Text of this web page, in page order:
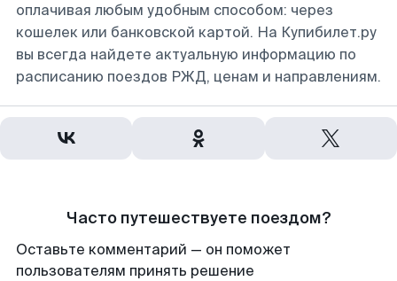
оплачивая любым удобным способом: через
кошелек или банковской картой. На Купибилет.ру
вы всегда найдете актуальную информацию по
расписанию поездов РЖД, ценам и направлениям.
Часто путешествуете поездом?
Оставьте комментарий — он поможет
пользователям принять решение